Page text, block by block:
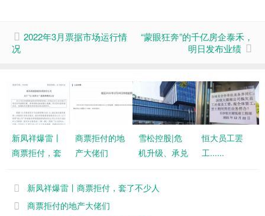
2022年3月票据市场运行情
况
“蒙眼狂奔”的千亿房企泰禾，
明日发布业绩
新凤祥爆雷丨
商票拒付，套
商票拒付的地
产大佬们
雪松控股|危
机升级、承兑
恒大员工罢
工......
新凤祥爆雷丨商票拒付，套了不少人
商票拒付的地产大佬们